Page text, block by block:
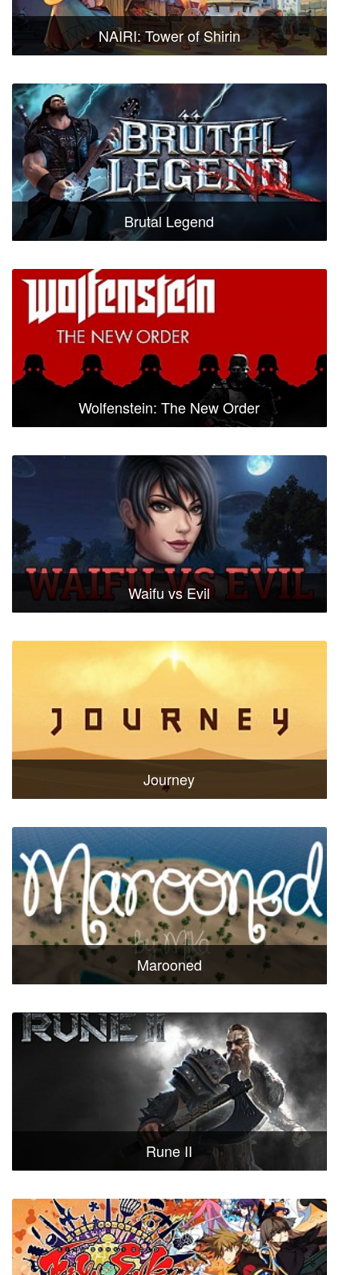
NAIRI: Tower of Shirin
Brutal Legend
Wolfenstein: The New Order
Waifu vs Evil
Journey
Marooned
Rune II